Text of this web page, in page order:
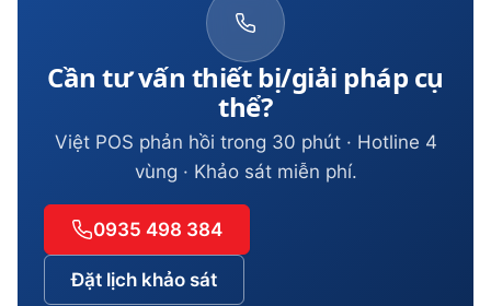
Cần tư vấn thiết bị/giải pháp cụ
thể?
Việt POS phản hồi trong 30 phút · Hotline 4
vùng · Khảo sát miễn phí.
0935 498 384
Đặt lịch khảo sát